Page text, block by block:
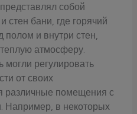
представлял собой
стен бани, где горячий
полом и внутри стен,
атмосферу.
могли регулировать
от своих
различные помещения с
Например, в некоторых